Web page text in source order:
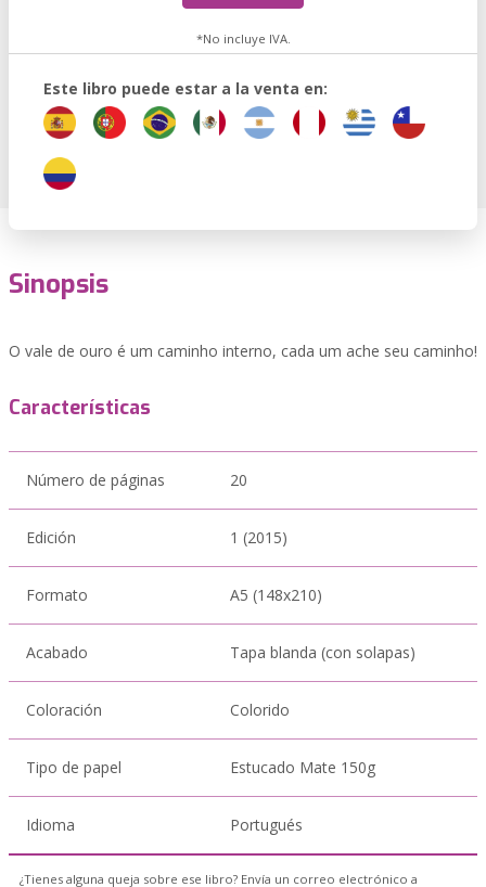
*No incluye IVA.
Este libro puede estar a la venta en:
Sinopsis
O vale de ouro é um caminho interno, cada um ache seu caminho!
Características
Número de páginas 20
Edición 1 (2015)
Formato A5 (148x210)
Acabado Tapa blanda (con solapas)
Coloración Colorido
Tipo de papel Estucado Mate 150g
Idioma Portugués
¿Tienes alguna queja sobre ese libro? Envía un correo electrónico a